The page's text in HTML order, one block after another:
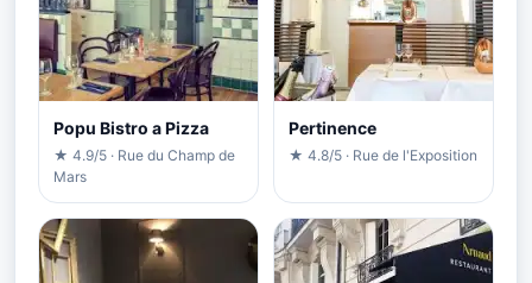
Popu Bistro a Pizza
★ 4.9/5 · Rue du Champ de
Mars
Pertinence
★ 4.8/5 · Rue de l'Exposition